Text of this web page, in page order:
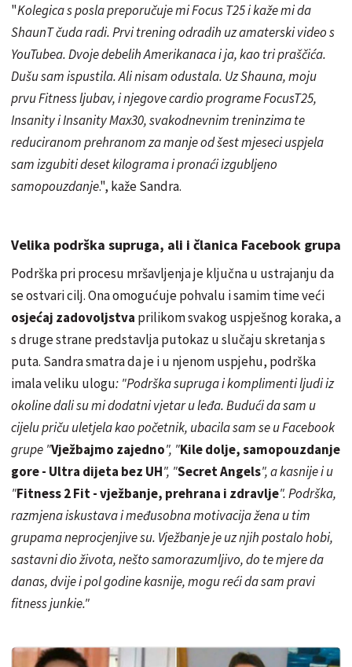
"Kolegica s posla preporučuje mi Focus T25 i kaže mi da
ShaunT čuda radi. Prvi trening odradih uz amaterski video s
YouTubea. Dvoje debelih Amerikanaca i ja, kao tri praščića.
Dušu sam ispustila. Ali nisam odustala. Uz Shauna, moju
prvu Fitness ljubav, i njegove cardio programe FocusT25,
Insanity i Insanity Max30, svakodnevnim treninzima te
reduciranom prehranom za manje od šest mjeseci uspjela
sam izgubiti deset kilograma i pronaći izgubljeno
samopouzdanje.", kaže Sandra.
Velika podrška supruga, ali i članica Facebook grupa
Podrška pri procesu mršavljenja je ključna u ustrajanju da
se ostvari cilj. Ona omogućuje pohvalu i samim time veći
osjećaj zadovoljstva prilikom svakog uspješnog koraka, a
s druge strane predstavlja putokaz u slučaju skretanja s
puta. Sandra smatra da je i u njenom uspjehu, podrška
imala veliku ulogu: "Podrška supruga i komplimenti ljudi iz
okoline dali su mi dodatni vjetar u leđa. Budući da sam u
cijelu priču uletjela kao početnik, ubacila sam se u Facebook
grupe "Vježbajmo zajedno", "Kile dolje, samopouzdanje
gore - Ultra dijeta bez UH", "Secret Angels", a kasnije i u
"Fitness 2 Fit - vježbanje, prehrana i zdravlje". Podrška,
razmjena iskustava i međusobna motivacija žena u tim
grupama neprocjenjive su. Vježbanje je uz njih postalo hobi,
sastavni dio života, nešto samorazumljivo, do te mjere da
danas, dvije i pol godine kasnije, mogu reći da sam pravi
fitness junkie."